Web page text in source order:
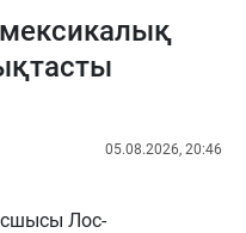
05.08.2026, 20:46
Лос-